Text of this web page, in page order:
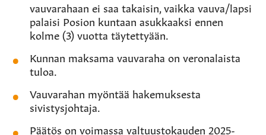
vauvarahaan ei saa takaisin, vaikka vauva/lapsi
palaisi Posion kuntaan asukkaaksi ennen
kolme (3) vuotta täytettyään.
Kunnan maksama vauvaraha on veronalaista
tuloa.
Vauvarahan myöntää hakemuksesta
sivistysjohtaja.
Päätös on voimassa valtuustokauden 2025-